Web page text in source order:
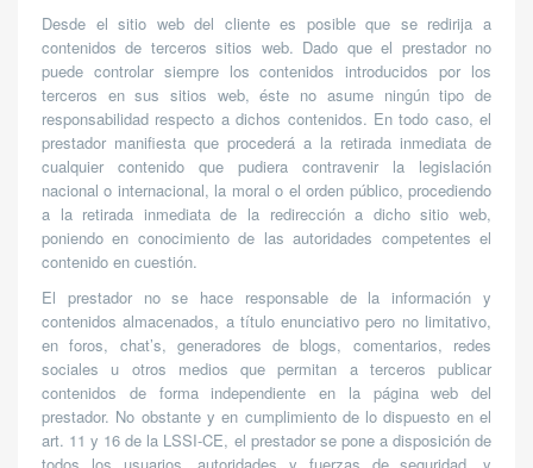
Desde el sitio web del cliente es posible que se redirija a
contenidos de terceros sitios web. Dado que el prestador no
puede controlar siempre los contenidos introducidos por los
terceros en sus sitios web, éste no asume ningún tipo de
responsabilidad respecto a dichos contenidos. En todo caso, el
prestador manifiesta que procederá a la retirada inmediata de
cualquier contenido que pudiera contravenir la legislación
nacional o internacional, la moral o el orden público, procediendo
a la retirada inmediata de la redirección a dicho sitio web,
poniendo en conocimiento de las autoridades competentes el
contenido en cuestión.
El prestador no se hace responsable de la información y
contenidos almacenados, a título enunciativo pero no limitativo,
en foros, chat’s, generadores de blogs, comentarios, redes
sociales u otros medios que permitan a terceros publicar
contenidos de forma independiente en la página web del
prestador. No obstante y en cumplimiento de lo dispuesto en el
art. 11 y 16 de la LSSI-CE, el prestador se pone a disposición de